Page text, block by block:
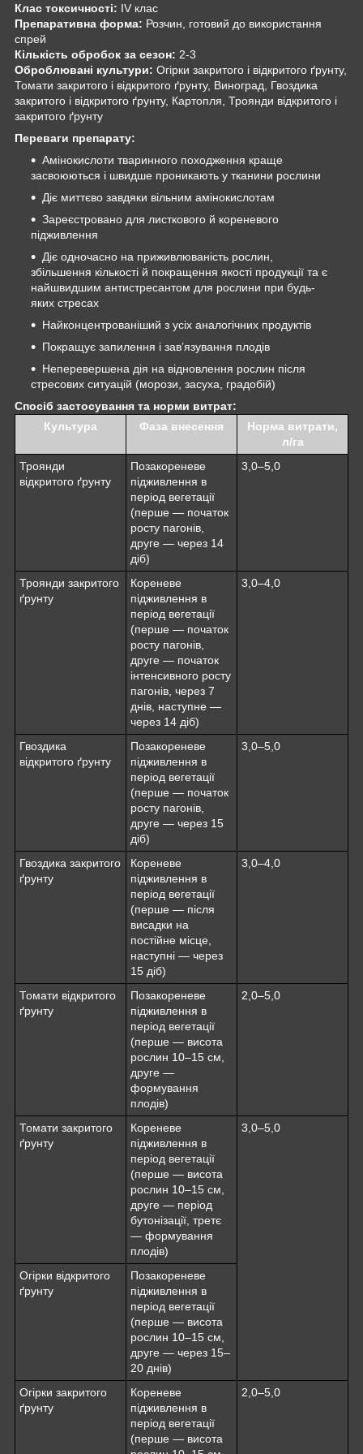
Клас токсичності: IV клас
Препаративна форма: Розчин, готовий до використання
спрей
Кількість обробок за сезон: 2-3
Оброблювані культури: Огірки закритого і відкритого ґрунту,
Томати закритого і відкритого ґрунту, Виноград, Гвоздика
закритого і відкритого ґрунту, Картопля, Троянди відкритого і
закритого ґрунту
Переваги препарату:
Амінокислоти тваринного походження краще
засвоюються і швидше проникають у тканини рослини
Діє миттєво завдяки вільним амінокислотам
Зареєстровано для листкового й кореневого
підживлення
Діє одночасно на приживлюваність рослин,
збільшення кількості й покращення якості продукції та є
найшвидшим антистресантом для рослини при будь-
яких стресах
Найконцентрованіший з усіх аналогічних продуктів
Покращує запилення і зав’язування плодів
Неперевершена дія на відновлення рослин після
стресових ситуацій (морози, засуха, градобій)
Спосіб застосування та норми витрат:
Культура
Фаза внесення
Норма витрати,
л/га
Троянди
відкритого ґрунту
Позакореневе
підживлення в
період вегетації
(перше — початок
росту пагонів,
друге — через 14
діб)
3,0–5,0
Троянди закритого
ґрунту
Кореневе
підживлення в
період вегетації
(перше — початок
росту пагонів,
друге — початок
інтенсивного росту
пагонів, через 7
днів, наступне —
через 14 діб)
3,0–4,0
Гвоздика
відкритого ґрунту
Позакореневе
підживлення в
період вегетації
(перше — початок
росту пагонів,
друге — через 15
діб)
3,0–5,0
Гвоздика закритого
ґрунту
Кореневе
підживлення в
період вегетації
(перше — після
висадки на
постійне місце,
наступні — через
15 діб)
3,0–4,0
Томати відкритого
ґрунту
Позакореневе
підживлення в
період вегетації
(перше — висота
рослин 10–15 см,
друге —
формування
плодів)
2,0–5,0
Томати закритого
ґрунту
Кореневе
підживлення в
період вегетації
(перше — висота
рослин 10–15 см,
друге — період
бутонізації, третє
— формування
плодів)
3,0–5,0
Огірки відкритого
ґрунту
Позакореневе
підживлення в
період вегетації
(перше — висота
рослин 10–15 см,
друге — через 15–
20 днів)
Огірки закритого
ґрунту
Кореневе
підживлення в
період вегетації
(перше — висота
2,0–5,0